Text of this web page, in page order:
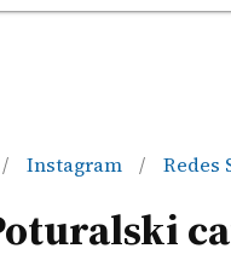
/ Instagram / Redes